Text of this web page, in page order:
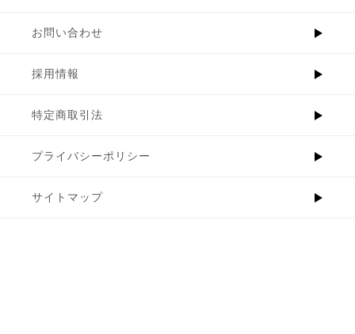
お問い合わせ
採用情報
特定商取引法
プライバシーポリシー
サイトマップ